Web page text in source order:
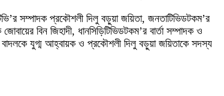
সম্পাদক প্রকৌশলী দিলু বড়ুয়া জয়িতা, জনতাটিভিডটকম’র
বিন জিহাদী, ধানসিড়িটিভিডটকম’র বার্তা সম্পাদক ও
যুগ্ম আহ্বায়ক ও প্রকৌশলী দিলু বড়ুয়া জয়িতাকে সদস্য